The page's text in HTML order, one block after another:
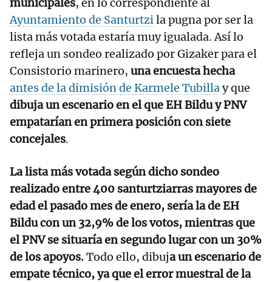
municipales, en lo correspondiente al
Ayuntamiento de Santurtzila pugna por ser la
lista más votada estaría muy igualada. Así lo
refleja un sondeo realizado por Gizaker para el
Consistorio marinero, una encuesta hecha
antes de la dimisión de Karmele Tubillay que
dibuja un escenario en el que EH Bildu y PNV
empatarían en primera posición con siete
concejales.
La lista más votada según dicho sondeo
realizado entre 400 santurtziarras mayores de
edad el pasado mes de enero, sería la de EH
Bildu con un 32,9% de los votos, mientras que
el PNV se situaría en segundo lugar con un 30%
de los apoyos.Todo ello, dibuja un escenario de
empate técnico, ya que el error muestral de la